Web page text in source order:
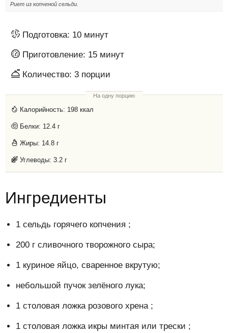
Риет из копченой сельди.
Подготовка: 10 минут
Приготовление: 15 минут
Количество: 3 порции
На одну порцию
Калорийность: 198 ккал
Белки: 12.4 г
Жиры: 14.8 г
Углеводы: 3.2 г
Ингредиенты
1 сельдь горячего копчения ;
200 г сливочного творожного сыра;
1 куриное яйцо, сваренное вкрутую;
небольшой пучок зелёного лука;
1 столовая ложка розового хрена ;
1 столовая ложка икры минтая или трески ;